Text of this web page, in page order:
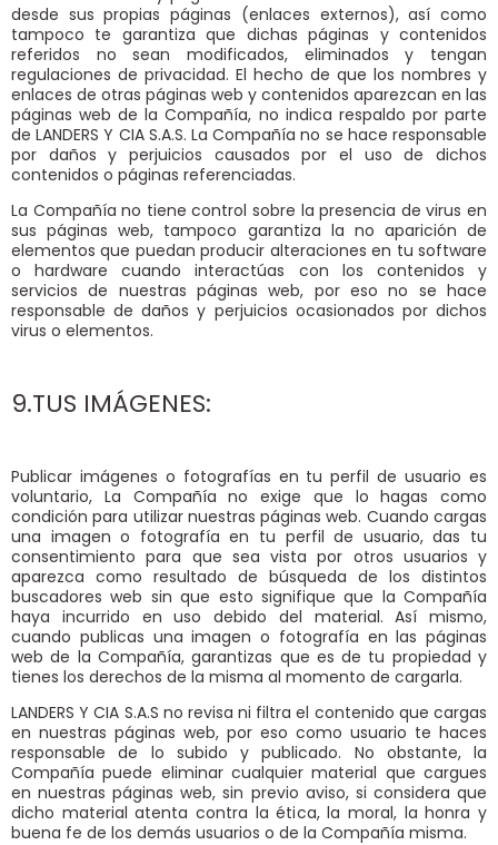
desde sus propias páginas (enlaces externos), así como
tampoco te garantiza que dichas páginas y contenidos
referidos no sean modificados, eliminados y tengan
regulaciones de privacidad. El hecho de que los nombres y
enlaces de otras páginas web y contenidos aparezcan en las
páginas web de la Compañía, no indica respaldo por parte
de LANDERS Y CIA S.A.S. La Compañía no se hace responsable
por daños y perjuicios causados por el uso de dichos
contenidos o páginas referenciadas.
La Compañía no tiene control sobre la presencia de virus en
sus páginas web, tampoco garantiza la no aparición de
elementos que puedan producir alteraciones en tu software
o hardware cuando interactúas con los contenidos y
servicios de nuestras páginas web, por eso no se hace
responsable de daños y perjuicios ocasionados por dichos
virus o elementos.
9.TUS IMÁGENES:
Publicar imágenes o fotografías en tu perfil de usuario es
voluntario, La Compañía no exige que lo hagas como
condición para utilizar nuestras páginas web. Cuando cargas
una imagen o fotografía en tu perfil de usuario, das tu
consentimiento para que sea vista por otros usuarios y
aparezca como resultado de búsqueda de los distintos
buscadores web sin que esto signifique que la Compañía
haya incurrido en uso debido del material. Así mismo,
cuando publicas una imagen o fotografía en las páginas
web de la Compañía, garantizas que es de tu propiedad y
tienes los derechos de la misma al momento de cargarla.
LANDERS Y CIA S.A.S no revisa ni filtra el contenido que cargas
en nuestras páginas web, por eso como usuario te haces
responsable de lo subido y publicado. No obstante, la
Compañía puede eliminar cualquier material que cargues
en nuestras páginas web, sin previo aviso, si considera que
dicho material atenta contra la ética, la moral, la honra y
buena fe de los demás usuarios o de la Compañía misma.